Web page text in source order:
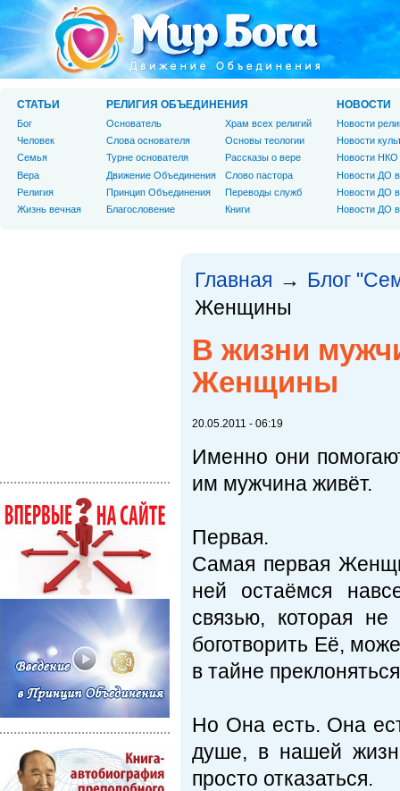
Главная → Блог
Женщины
В жизни
Женщины
20.05.2011 - 06:19
Именно они
им мужчина живёт.
Первая.
Самая первая
ней остаёмся
связью, которая
боготворить Её,
в тайне
Но Она есть. Она
душе, в нашей
просто отказаться.
СТАТЬИ
Бог
Человек
Cемья
Вера
Религия
Жизнь вечная
РЕЛИГИЯ ОБЪЕДИНЕНИЯ
Основатель
Слова основателя
Турне основателя
Движение Объединения
Принцип Объединения
Благословение
Храм всех религий
Основы теологии
Рассказы о вере
Слово пастора
Переводы служб
Книги
НОВОСТИ
Новости
Новости
Новости НКО
Новости ДО
Новости ДО
Новости ДО